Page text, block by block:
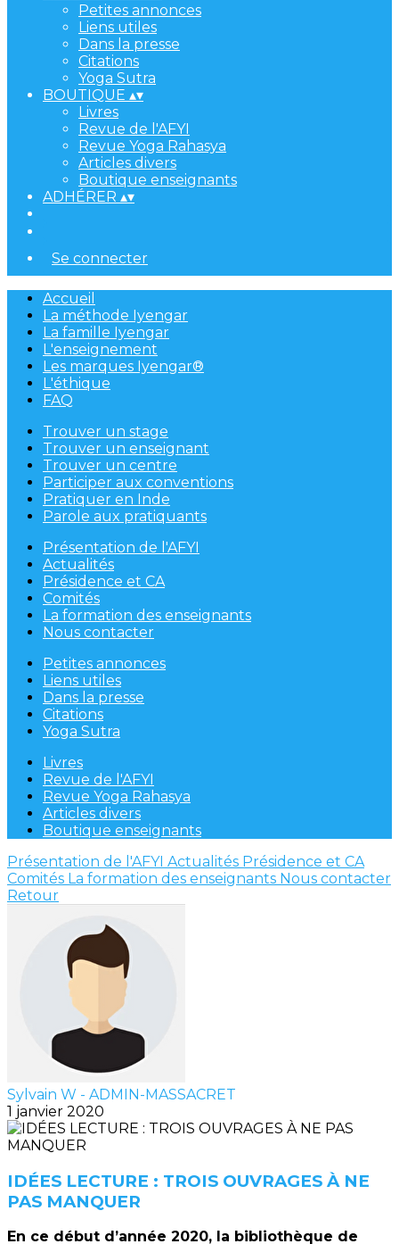
Petites annonces
Liens utiles
Dans la presse
Citations
Yoga Sutra
BOUTIQUE ▴▾
Livres
Revue de l'AFYI
Revue Yoga Rahasya
Articles divers
Boutique enseignants
ADHÉRER ▴▾
Se connecter
Accueil
La méthode Iyengar
La famille Iyengar
L'enseignement
Les marques Iyengar®
L'éthique
FAQ
Trouver un stage
Trouver un enseignant
Trouver un centre
Participer aux conventions
Pratiquer en Inde
Parole aux pratiquants
Présentation de l'AFYI
Actualités
Présidence et CA
Comités
La formation des enseignants
Nous contacter
Petites annonces
Liens utiles
Dans la presse
Citations
Yoga Sutra
Livres
Revue de l'AFYI
Revue Yoga Rahasya
Articles divers
Boutique enseignants
Présentation de l'AFYI Actualités Présidence et CA
Comités La formation des enseignants Nous contacter
Retour
Sylvain W - ADMIN-MASSACRET
1 janvier 2020
IDÉES LECTURE : TROIS OUVRAGES À NE
PAS MANQUER
En ce début d’année 2020, la bibliothèque de